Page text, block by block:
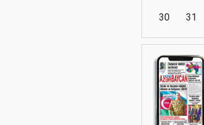
Аналитика
Аналитика
30
31